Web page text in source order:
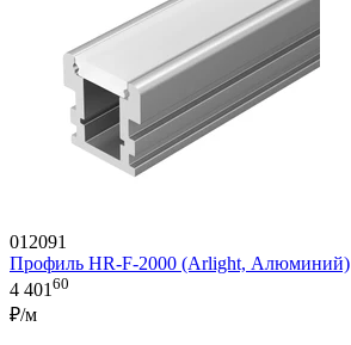
012091
Профиль HR-F-2000 (Arlight, Алюминий)
4 401 60
₽/м